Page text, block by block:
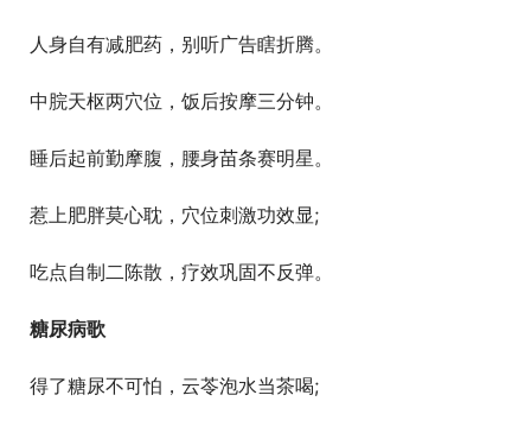
  人身自有减肥药，别听广告瞎折腾。
  中脘天枢两穴位，饭后按摩三分钟。
  睡后起前勤摩腹，腰身苗条赛明星。
  惹上肥胖莫心耽，穴位刺激功效显;
  吃点自制二陈散，疗效巩固不反弹。
糖尿病歌
  得了糖尿不可怕，云苓泡水当茶喝;